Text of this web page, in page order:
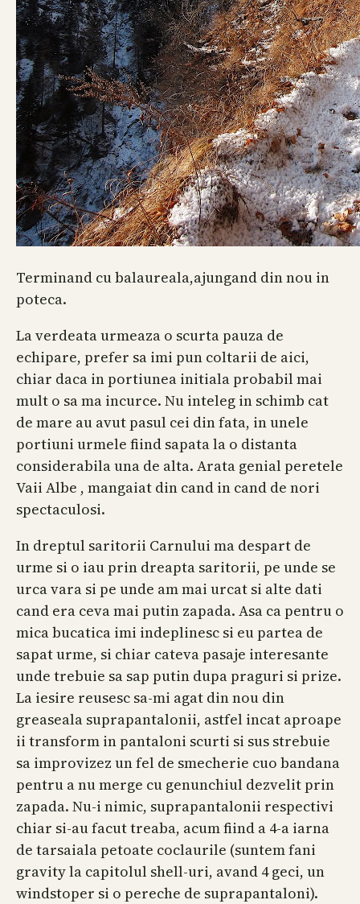
Terminand cu balaureala,ajungand din nou in
poteca.
La verdeata urmeaza o scurta pauza de
echipare, prefer sa imi pun coltarii de aici,
chiar daca in portiunea initiala probabil mai
mult o sa ma incurce. Nu inteleg in schimb cat
de mare au avut pasul cei din fata, in unele
portiuni urmele fiind sapata la o distanta
considerabila una de alta. Arata genial peretele
Vaii Albe , mangaiat din cand in cand de nori
spectaculosi.
In dreptul saritorii Carnului ma despart de
urme si o iau prin dreapta saritorii, pe unde se
urca vara si pe unde am mai urcat si alte dati
cand era ceva mai putin zapada. Asa ca pentru o
mica bucatica imi indeplinesc si eu partea de
sapat urme, si chiar cateva pasaje interesante
unde trebuie sa sap putin dupa praguri si prize.
La iesire reusesc sa-mi agat din nou din
greaseala suprapantalonii, astfel incat aproape
ii transform in pantaloni scurti si sus strebuie
sa improvizez un fel de smecherie cuo bandana
pentru a nu merge cu genunchiul dezvelit prin
zapada. Nu-i nimic, suprapantalonii respectivi
chiar si-au facut treaba, acum fiind a 4-a iarna
de tarsaiala petoate coclaurile (suntem fani
gravity la capitolul shell-uri, avand 4 geci, un
windstoper si o pereche de suprapantaloni).